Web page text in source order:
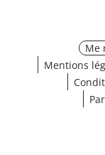
Me
Mentions